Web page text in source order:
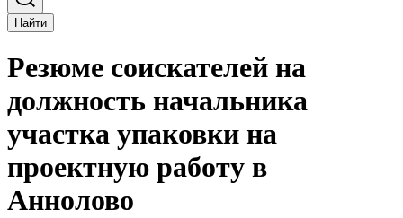
Найти
Резюме соискателей на
должность начальника
участка упаковки на
проектную работу в
Аннолово